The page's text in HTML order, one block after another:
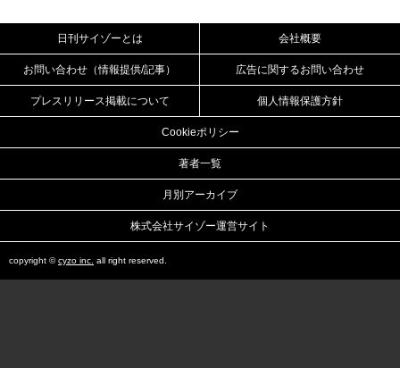
日刊サイゾーとは 会社概要
お問い合わせ（情報提供/記事） 広告に関するお問い合わせ
プレスリリース掲載について 個人情報保護方針
Cookieポリシー
著者一覧
月別アーカイブ
株式会社サイゾー運営サイト
copyright ©cyzo inc. all right reserved.